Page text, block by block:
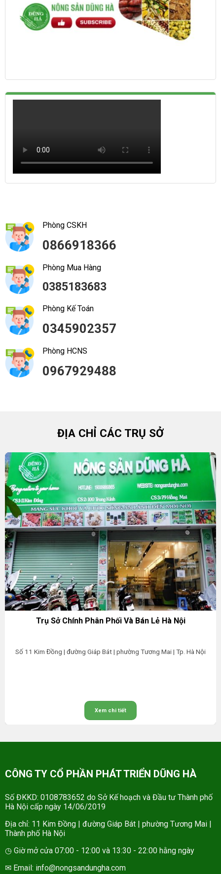
Phòng CSKH
0866918366
Phòng Mua Hàng
0385183683
Phòng Kế Toán
0345902357
Phòng HCNS
0967929488
ĐỊA CHỈ CÁC TRỤ SỞ
Trụ Sở Chính Phân Phối Và Bán Lẻ Hà Nội
Số 11 Kim Đồng | đường Giáp Bát | phường Tương Mai | Tp. Hà Nội
Xem chi tiết
CÔNG TY CỔ PHẦN PHÁT TRIỂN DŨNG HÀ
Số ĐKKD: 0108783652 do Sở Kế hoạch và Đầu tư Thành phố
Hà Nội cấp ngày 14/06/2019
Địa chỉ: 11 Kim Đồng | đường Giáp Bát | phường Tương Mai |
Thành phố Hà Nội
◷ Giờ mở cửa 07:00 - 12:00 và 13:30 - 22:00 hằng ngày
✉ Email: info@nongsandungha.com